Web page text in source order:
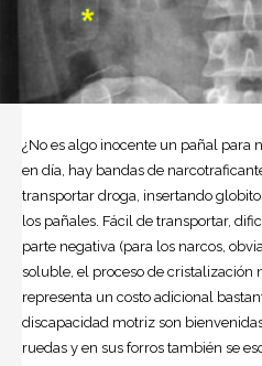
¿No es algo inocente un pañal para
en día, hay bandas de
transportar droga, insertando
los pañales. Fácil de transportar,
parte negativa (para los narcos,
soluble, el proceso de cristalización
representa un costo adicional
discapacidad motriz son
ruedas y en sus forros también se